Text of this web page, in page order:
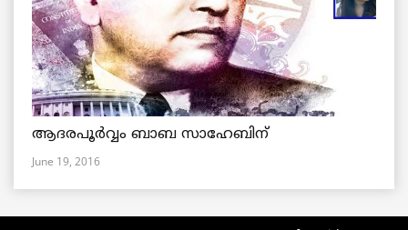
ആദരപൂര്‍വ്വം ബാബ സാഹേബിന്
June 19, 2016